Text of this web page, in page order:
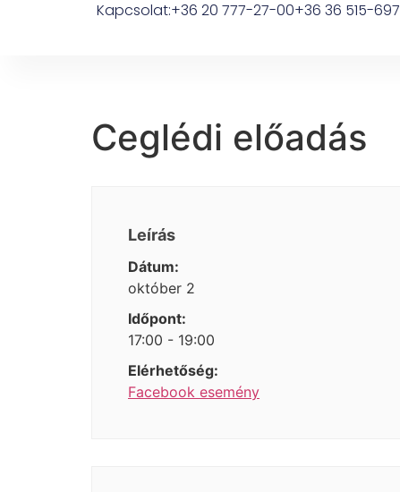
Kapcsolat:+36 20 777-27-00+36 36 515-697
Ceglédi előadás
Leírás
Dátum:
október 2
Időpont:
17:00 - 19:00
Elérhetőség:
Facebook esemény